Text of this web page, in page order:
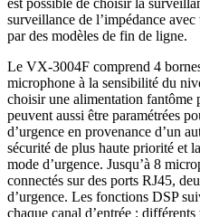
surveillance de l’impédance
par des modèles de fin de ligne.
Le VX-3004F comprend 4
microphone à la sensibilité du
choisir une alimentation fantôme
peuvent aussi être paramétrées
d’urgence en provenance d’un
sécurité de plus haute priorité et
mode d’urgence. Jusqu’à 8
connectés sur des ports RJ45,
d’urgence. Les fonctions DSP
chaque canal d’entrée :